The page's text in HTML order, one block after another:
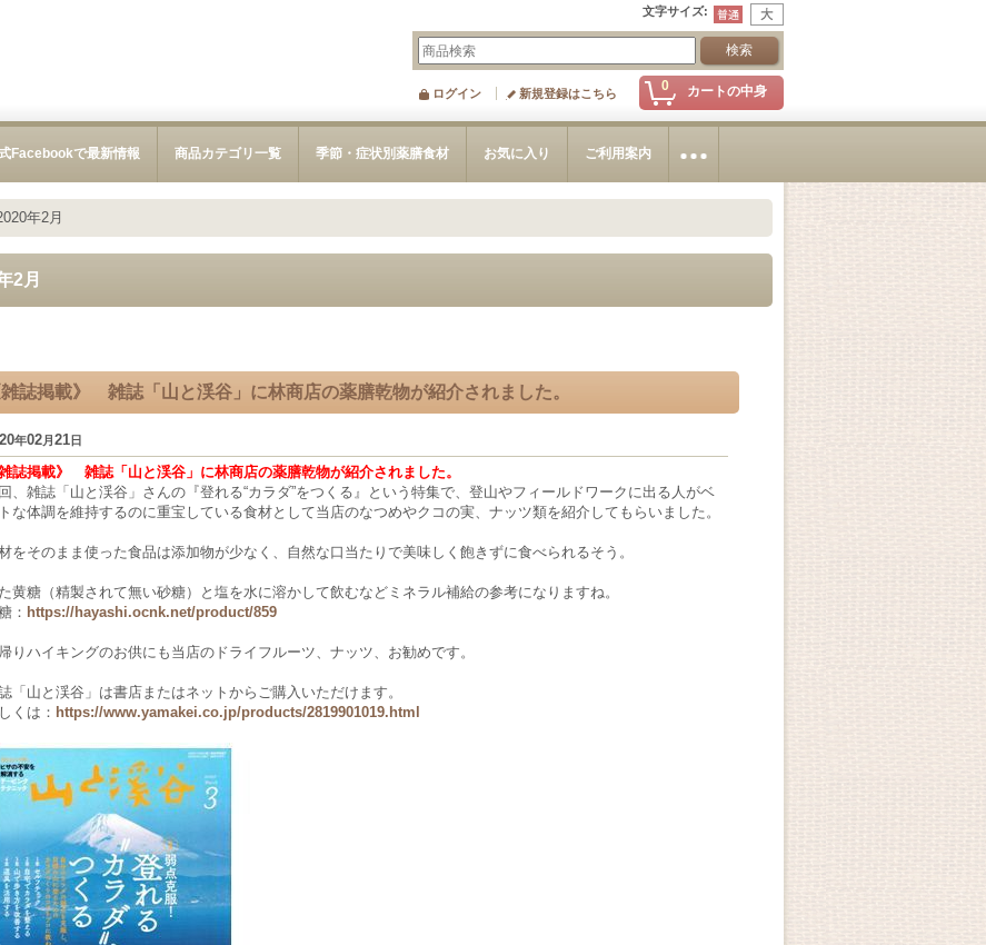
文字サイズ:
0 カートの中身
ログイン 新規登録はこちら
Facebookで最新情報 商品カテゴリ一覧 季節・症状別薬膳食材 お気に入り ご利用案内
年2月
2月
雑誌掲載》 雑誌「山と渓谷」に林商店の薬膳乾物が紹介されました。
年02月21日
雑誌掲載》 雑誌「山と渓谷」に林商店の薬膳乾物が紹介されました。
、雑誌「山と渓谷」さんの『登れる“カラダ”をつくる』という特集で、登山やフィールドワークに出る人がベ
な体調を維持するのに重宝している食材として当店のなつめやクコの実、ナッツ類を紹介してもらいました。
をそのまま使った食品は添加物が少なく、自然な口当たりで美味しく飽きずに食べられるそう。
黄糖（精製されて無い砂糖）と塩を水に溶かして飲むなどミネラル補給の参考になりますね。
： https://hayashi.ocnk.net/product/859
りハイキングのお供にも当店のドライフルーツ、ナッツ、お勧めです。
「山と渓谷」は書店またはネットからご購入いただけます。
くは： https://www.yamakei.co.jp/products/2819901019.html